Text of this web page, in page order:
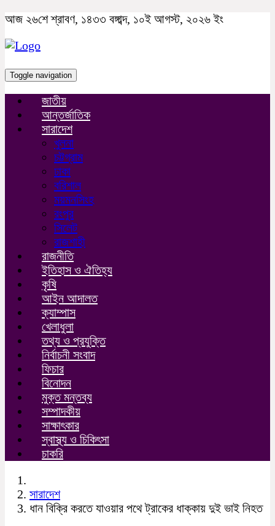
আজ ২৬শে শ্রাবণ, ১৪৩৩ বঙ্গাব্দ, ১০ই আগস্ট, ২০২৬ ইং
Toggle navigation
জাতীয়
আন্তর্জাতিক
সারাদেশ
খুলনা
চট্টগ্রাম
ঢাকা
বরিশাল
ময়মনসিংহ
রংপুর
সিলেট
রাজশাহী
রাজনীতি
ইতিহাস ও ঐতিহ্য
কৃষি
আইন আদালত
ক্যাম্পাস
খেলাধুলা
তথ্য ও প্রযুক্তি
নির্বাচনী সংবাদ
ফিচার
বিনোদন
মুক্ত মন্তব্য
সম্পাদকীয়
সাক্ষাৎকার
স্বাস্থ্য ও চিকিৎসা
চাকরি
সারাদেশ
ধান বিক্রি করতে যাওয়ার পথে ট্রাকের ধাক্কায় দুই ভাই নিহত